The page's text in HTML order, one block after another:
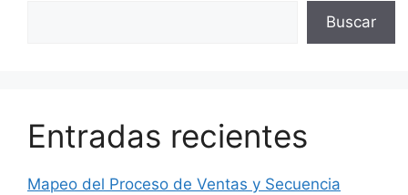
Buscar
Entradas recientes
Mapeo del Proceso de Ventas y Secuencia